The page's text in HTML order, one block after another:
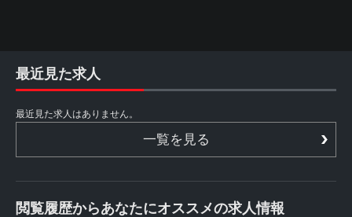
最近見た求人
最近見た求人はありません。
一覧を見る
閲覧履歴からあなたにオススメの求人情報